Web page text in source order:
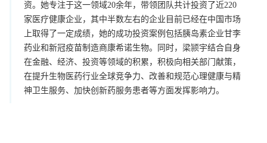
资。她专注于这一领域20余年，带领团队共计投资了近220
家医疗健康企业，其中半数左右的企业目前已经在中国市场
上取得了一定成绩，她的成功投资案例包括胰岛素企业甘李
药业和新冠疫苗制造商康希诺生物。同时，梁颕宇结合自身
在金融、经济、投资等领域的积累，积极向相关部门献策，
在提升生物医药行业全球竞争力、改善和规范心理健康与精
神卫生服务、加快创新药服务患者等方面发挥影响力。